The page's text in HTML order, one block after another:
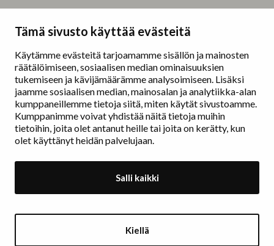
Tämä sivusto käyttää evästeitä
Käytämme evästeitä tarjoamamme sisällön ja mainosten
räätälöimiseen, sosiaalisen median ominaisuuksien
tukemiseen ja kävijämäärämme analysoimiseen. Lisäksi
jaamme sosiaalisen median, mainosalan ja analytiikka-alan
kumppaneillemme tietoja siitä, miten käytät sivustoamme.
Kumppanimme voivat yhdistää näitä tietoja muihin
tietoihin, joita olet antanut heille tai joita on kerätty, kun
olet käyttänyt heidän palvelujaan.
Salli kaikki
Kiellä
Erottajankatu 9 B
00130 Helsinki
www.painters.fi
Näyttelytoiminta
tm•gallerian esittely
Muu näyttelytoiminta